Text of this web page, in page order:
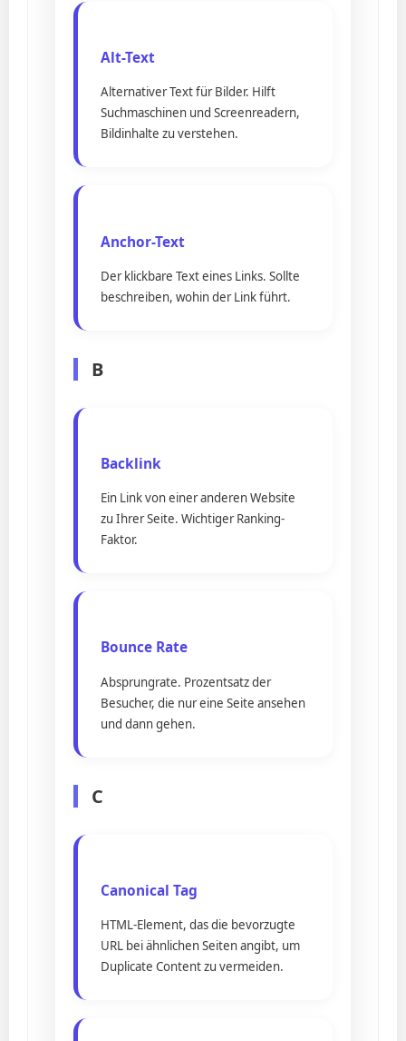
Alt-Text
Alternativer Text für Bilder. Hilft
Suchmaschinen und Screenreadern,
Bildinhalte zu verstehen.
Anchor-Text
Der klickbare Text eines Links. Sollte
beschreiben, wohin der Link führt.
B
Backlink
Ein Link von einer anderen Website
zu Ihrer Seite. Wichtiger Ranking-
Faktor.
Bounce Rate
Absprungrate. Prozentsatz der
Besucher, die nur eine Seite ansehen
und dann gehen.
C
Canonical Tag
HTML-Element, das die bevorzugte
URL bei ähnlichen Seiten angibt, um
Duplicate Content zu vermeiden.